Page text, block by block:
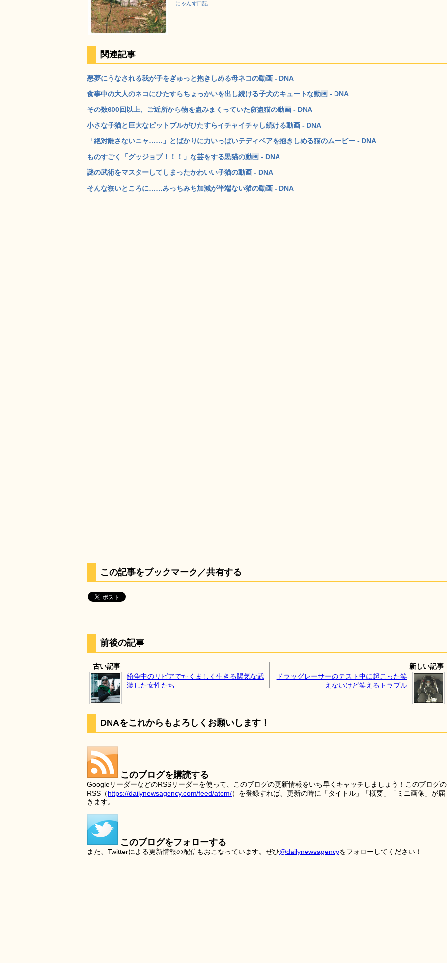
にゃんず日記
関連記事
悪夢にうなされる我が子をぎゅっと抱きしめる母ネコの動画 - DNA
食事中の大人のネコにひたすらちょっかいを出し続ける子犬のキュートな動画 - DNA
その数600回以上、ご近所から物を盗みまくっていた窃盗猫の動画 - DNA
小さな子猫と巨大なピットブルがひたすらイチャイチャし続ける動画 - DNA
「絶対離さないニャ……」とばかりに力いっぱいテディベアを抱きしめる猫のムービー - DNA
ものすごく「グッジョブ！！！」な芸をする黒猫の動画 - DNA
謎の武術をマスターしてしまったかわいい子猫の動画 - DNA
そんな狭いところに……みっちみち加減が半端ない猫の動画 - DNA
この記事をブックマーク／共有する
前後の記事
古い記事
紛争中のリビアでたくましく生きる陽気な武
装した女性たち
新しい記事
ドラッグレーサーのテスト中に起こった笑
えないけど笑えるトラブル
DNAをこれからもよろしくお願いします！
このブログを購読する
GoogleリーダーなどのRSSリーダーを使って、このブログの更新情報をいち早くキャッチしましょう！このブログの
RSS（https://dailynewsagency.com/feed/atom/）を登録すれば、更新の時に「タイトル」「概要」「ミニ画像」が届
きます。
このブログをフォローする
また、Twitterによる更新情報の配信もおこなっています。ぜひ@dailynewsagencyをフォローしてください！